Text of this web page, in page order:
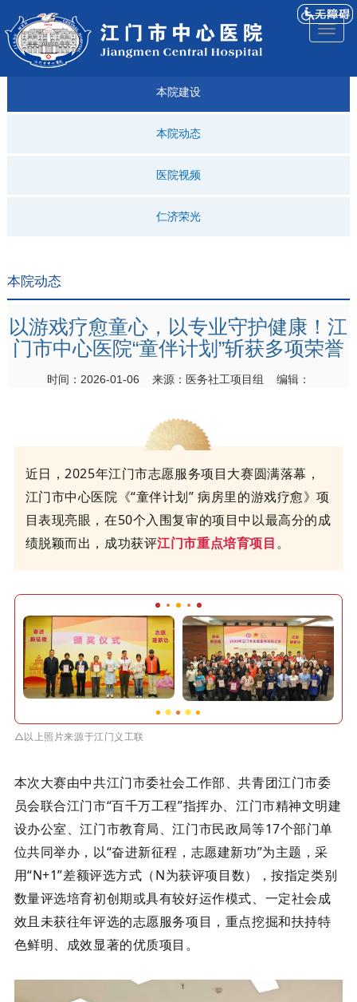
医院
简介
来院
导航
就诊
指引
专科
建设
仁济
科普
人才
招聘
仁济
医院
视频
本院建设
本院动态
医院视频
仁济荣光
本院动态
以游戏疗愈童心，以专业守护健康！江
门市中心医院“童伴计划”斩获多项荣誉
时间：2026-01-06 来源：医务社工项目组 编辑：
近日，2025年江门市志愿服务项目大赛圆满落幕，
江门市中心医院《“童伴计划” 病房里的游戏疗愈》项
目表现亮眼，在50个入围复审的项目中以最高分的成
绩脱颖而出，成功获评江门市重点培育项目。
△以上照片来源于江门义工联
本次大赛由中共江门市委社会工作部、共青团江门市委
员会联合江门市“百千万工程”指挥办、江门市精神文明建
设办公室、江门市教育局、江门市民政局等17个部门单
位共同举办，以“奋进新征程，志愿建新功”为主题，采
用“N+1”差额评选方式（N为获评项目数），按指定类别
数量评选培育初创期或具有较好运作模式、一定社会成
效且未获往年评选的志愿服务项目，重点挖掘和扶持特
色鲜明、成效显著的优质项目。